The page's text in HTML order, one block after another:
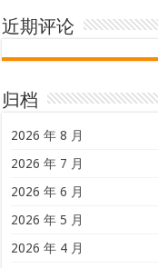
近期评论
归档
2026 年 8 月
2026 年 7 月
2026 年 6 月
2026 年 5 月
2026 年 4 月